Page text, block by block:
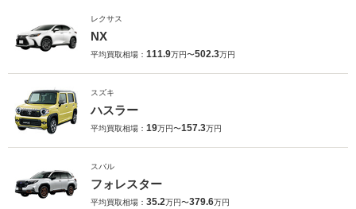
レクサス
NX
平均買取相場： 111.9万円〜502.3万円
スズキ
ハスラー
平均買取相場： 19万円〜157.3万円
スバル
フォレスター
平均買取相場： 35.2万円〜379.6万円